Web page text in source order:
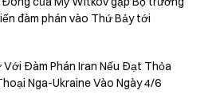
đàm phán vào Thứ Bảy tới
Với Đàm Phán Iran Nếu Đạt Thỏa
Nga-Ukraine Vào Ngày 4/6